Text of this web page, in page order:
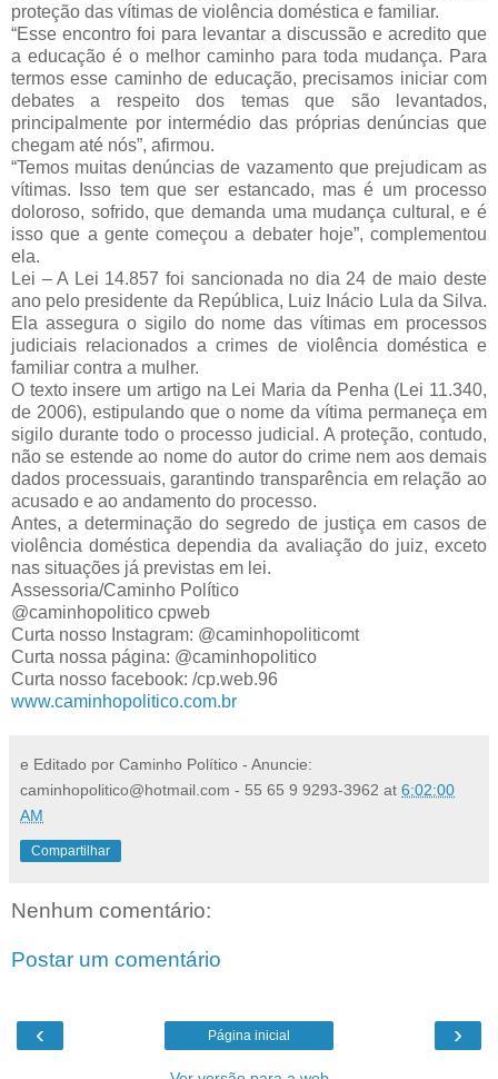
proteção das vítimas de violência doméstica e familiar.
“Esse encontro foi para levantar a discussão e acredito que
a educação é o melhor caminho para toda mudança. Para
termos esse caminho de educação, precisamos iniciar com
debates a respeito dos temas que são levantados,
principalmente por intermédio das próprias denúncias que
chegam até nós”, afirmou.
“Temos muitas denúncias de vazamento que prejudicam as
vítimas. Isso tem que ser estancado, mas é um processo
doloroso, sofrido, que demanda uma mudança cultural, e é
isso que a gente começou a debater hoje”, complementou
ela.
Lei – A Lei 14.857 foi sancionada no dia 24 de maio deste
ano pelo presidente da República, Luiz Inácio Lula da Silva.
Ela assegura o sigilo do nome das vítimas em processos
judiciais relacionados a crimes de violência doméstica e
familiar contra a mulher.
O texto insere um artigo na Lei Maria da Penha (Lei 11.340,
de 2006), estipulando que o nome da vítima permaneça em
sigilo durante todo o processo judicial. A proteção, contudo,
não se estende ao nome do autor do crime nem aos demais
dados processuais, garantindo transparência em relação ao
acusado e ao andamento do processo.
Antes, a determinação do segredo de justiça em casos de
violência doméstica dependia da avaliação do juiz, exceto
nas situações já previstas em lei.
Assessoria/Caminho Político
@caminhopolitico cpweb
Curta nosso Instagram: @caminhopoliticomt
Curta nossa página: @caminhopolitico
Curta nosso facebook: /cp.web.96
www.caminhopolitico.com.br
e Editado por Caminho Político - Anuncie:
caminhopolitico@hotmail.com - 55 65 9 9293-3962 at 6:02:00
AM
Compartilhar
Nenhum comentário:
Postar um comentário
‹ ›
Página inicial